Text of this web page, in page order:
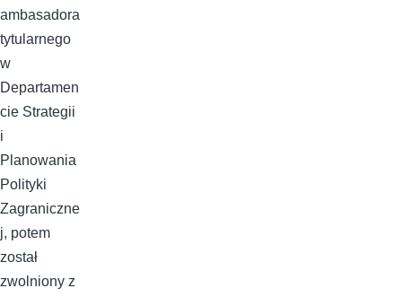
ambasadora
tytularnego
w
Departamen
cie Strategii
i
Planowania
Polityki
Zagraniczne
j, potem
został
zwolniony z